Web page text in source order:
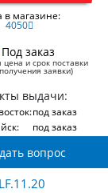
в магазине:
4050
Под заказ
цена и срок поставки
заявки)
выдачи:
под заказ
под заказ
вопрос